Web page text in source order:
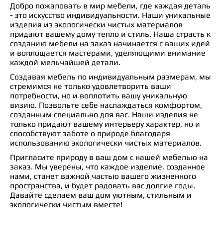
Добро пожаловать в мир мебели, где каждая деталь
- это искусство индивидуальности. Наши уникальные
изделия из экологически чистых материалов
придают вашему дому тепло и стиль. Наша страсть к
созданию мебели на заказ начинается с ваших идей
и воплощается мастерами, уделяющими внимание
каждой мельчайшей детали.
Создавая мебель по индивидуальным размерам, мы
стремимся не только удовлетворить ваши
потребности, но и воплотить вашу уникальную
визию. Позвольте себе наслаждаться комфортом,
созданным специально для вас. Наши изделия не
только придают вашему интерьеру характер, но и
способствуют заботе о природе благодаря
использованию экологически чистых материалов.
Пригласите природу в ваш дом с нашей мебелью на
заказ. Мы уверены, что каждое изделие, созданное
нами, станет важной частью вашего жизненного
пространства, и будет радовать вас долгие годы.
Давайте сделаем ваш дом уютным, стильным и
экологически чистым вместе!